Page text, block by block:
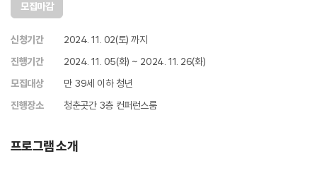
모집마감
신청기간
2024. 11. 02(토) 까지
진행기간
2024. 11. 05(화) ~ 2024. 11. 26(화)
모집대상
만 39세 이하 청년
진행장소
청춘곳간 3층 컨퍼런스룸
프로그램 소개